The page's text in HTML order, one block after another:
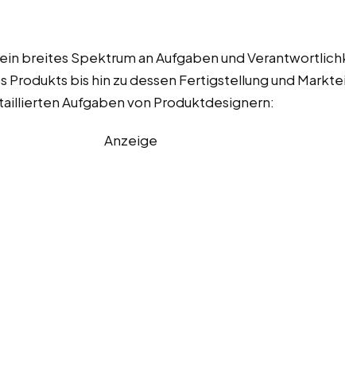
breites Spektrum an Aufgaben und
Produkts bis hin zu dessen Fertigstellung und
Aufgaben von Produktdesignern:
Anzeige